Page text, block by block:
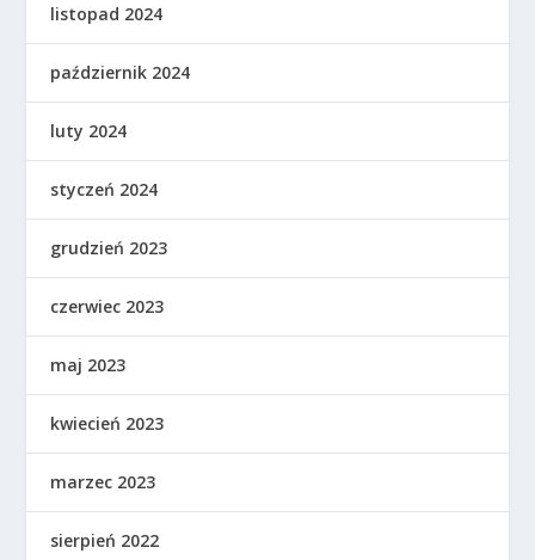
listopad 2024
październik 2024
luty 2024
styczeń 2024
grudzień 2023
czerwiec 2023
maj 2023
kwiecień 2023
marzec 2023
sierpień 2022